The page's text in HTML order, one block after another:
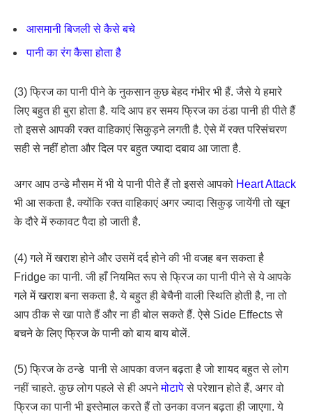
आसमानी बिजली से कैसे बचे
पानी का रंग कैसा होता है
(3) फ्रिज का पानी पीने के नुकसान कुछ बेहद गंभीर भी हैं. जैसे ये हमारे
लिए बहुत ही बुरा होता है. यदि आप हर समय फ्रिज का ठंडा पानी ही पीते हैं
तो इससे आपकी रक्त वाहिकाएं सिकुड़ने लगती है. ऐसे में रक्त परिसंचरण
सही से नहीं होता और दिल पर बहुत ज्यादा दबाव आ जाता है.
अगर आप ठन्डे मौसम में भी ये पानी पीते हैं तो इससे आपको Heart Attack
भी आ सकता है. क्योंकि रक्त वाहिकाएं अगर ज्यादा सिकुड़ जायेंगी तो खून
के दौरे में रुकावट पैदा हो जाती है.
(4) गले में खराश होने और उसमें दर्द होने की भी वजह बन सकता है
Fridge का पानी. जी हाँ नियमित रूप से फ्रिज का पानी पीने से ये आपके
गले में खराश बना सकता है. ये बहुत ही बेचैनी वाली स्थिति होती है, ना तो
आप ठीक से खा पाते हैं और ना ही बोल सकते हैं. ऐसे Side Effects से
बचने के लिए फ्रिज के पानी को बाय बाय बोलें.
(5) फ्रिज के ठन्डे पानी से आपका वजन बढ़ता है जो शायद बहुत से लोग
नहीं चाहते. कुछ लोग पहले से ही अपनेमोटापेसे परेशान होते हैं, अगर वो
फ्रिज का पानी भी इस्तेमाल करते हैं तो उनका वजन बढ़ता ही जाएगा. ये